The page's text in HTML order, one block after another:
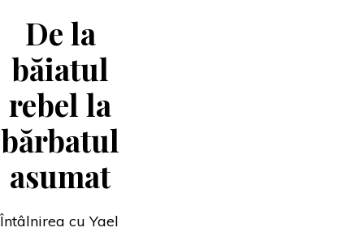
De la
băiatul
rebel la
bărbatul
asumat
Întâlnirea cu Yael